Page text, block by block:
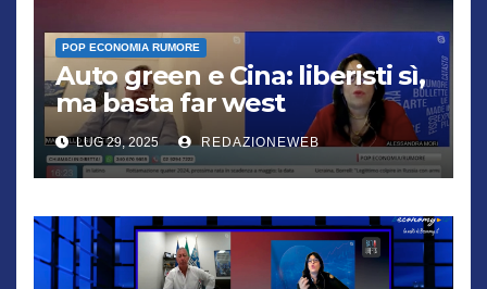
POP ECONOMIA RUMORE
Auto green e Cina: liberisti sì,
ma basta far west
LUG 29, 2025 REDAZIONEWEB